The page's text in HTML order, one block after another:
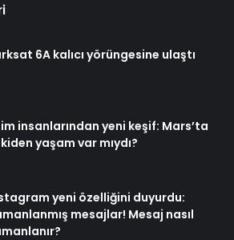
6A kalıcı yörüngesine ulaştı
insanlarından yeni keşif: Mars’ta
yaşam var mıydı?
yeni özelliğini duyurdu:
mesajlar! Mesaj nasıl